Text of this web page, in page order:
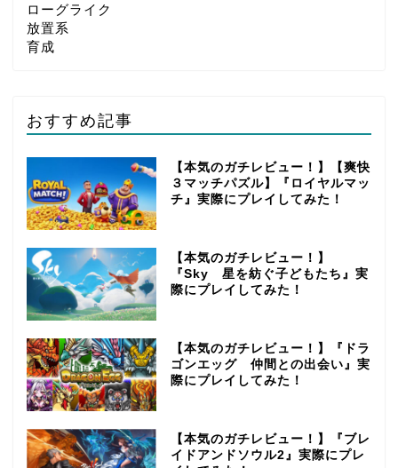
ローグライク
放置系
育成
おすすめ記事
【本気のガチレビュー！】【爽快
３マッチパズル】『ロイヤルマッ
チ』実際にプレイしてみた！
【本気のガチレビュー！】
『Sky 星を紡ぐ子どもたち』実
際にプレイしてみた！
【本気のガチレビュー！】『ドラ
ゴンエッグ 仲間との出会い』実
際にプレイしてみた！
【本気のガチレビュー！】『ブレ
イドアンドソウル2』実際にプレ